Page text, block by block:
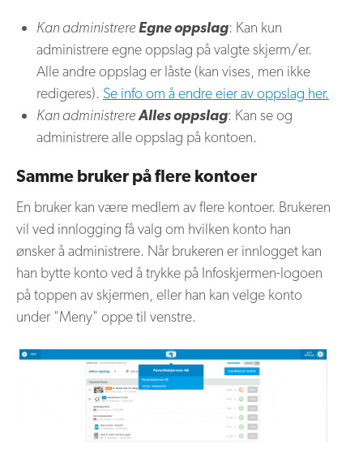
Kan administrereEgne oppslag: Kan kun
administrere egne oppslag på valgte skjerm/er.
Alle andre oppslag er låste (kan vises, men ikke
redigeres). Se info om å endre eier av oppslag her.
Kan administrereAlles oppslag: Kan se og
administrere alle oppslag på kontoen.
Samme bruker på flere kontoer
En bruker kan være medlem av flere kontoer. Brukeren
vil ved innlogging få valg om hvilken konto han
ønsker å administrere. Når brukeren er innlogget kan
han bytte konto ved å trykke på Infoskjermen-logoen
på toppen av skjermen, eller han kan velge konto
under "Meny" oppe til venstre.